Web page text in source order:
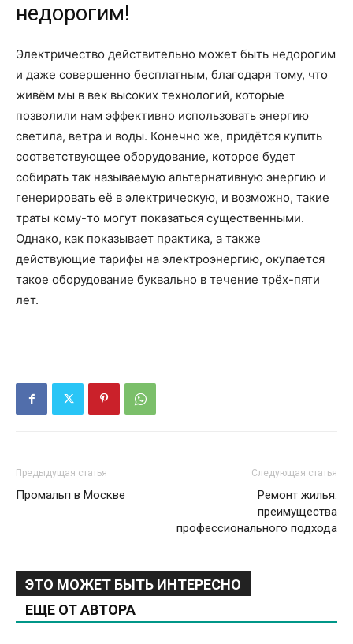
недорогим!
Электричество действительно может быть недорогим
и даже совершенно бесплатным, благодаря тому, что
живём мы в век высоких технологий, которые
позволили нам эффективно использовать энергию
светила, ветра и воды. Конечно же, придётся купить
соответствующее оборудование, которое будет
собирать так называемую альтернативную энергию и
генерировать её в электрическую, и возможно, такие
траты кому-то могут показаться существенными.
Однако, как показывает практика, а также
действующие тарифы на электроэнергию, окупается
такое оборудование буквально в течение трёх-пяти
лет.
Предыдущая статья
Промальп в Москве
Следующая статья
Ремонт жилья:
преимущества
профессионального подхода
ЭТО МОЖЕТ БЫТЬ ИНТЕРЕСНО
ЕЩЕ ОТ АВТОРА